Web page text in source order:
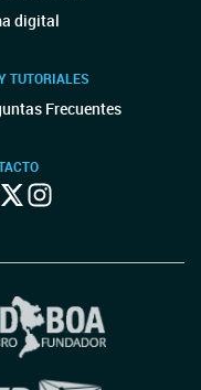
digital
TUTORIALES
Frecuentes